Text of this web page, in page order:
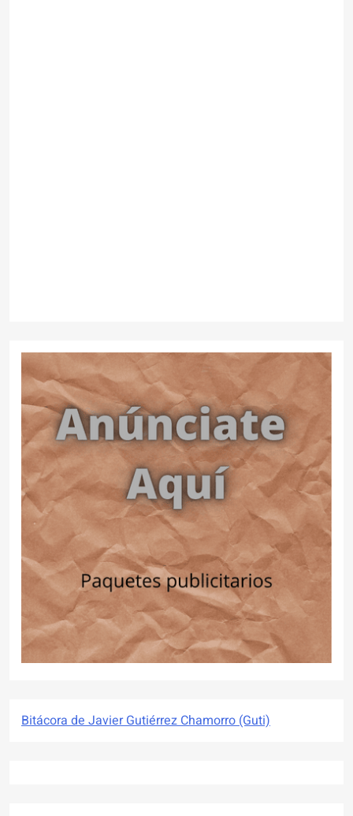
Bitácora de Javier Gutiérrez Chamorro (Guti)